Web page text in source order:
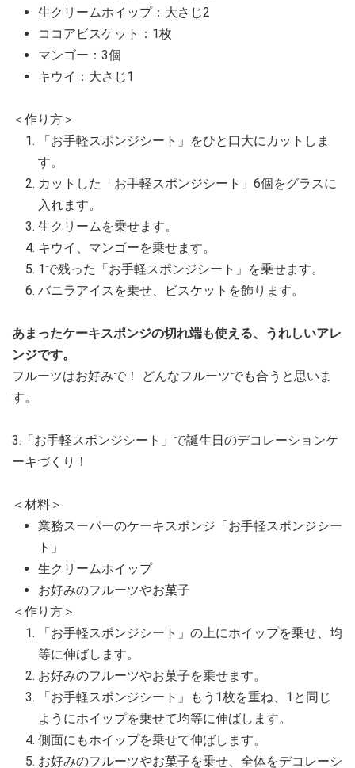
生クリームホイップ：大さじ2
ココアビスケット：1枚
マンゴー：3個
キウイ：大さじ1
＜作り方＞
「お手軽スポンジシート」をひと口大にカットしま
す。
カットした「お手軽スポンジシート」6個をグラスに
入れます。
生クリームを乗せます。
キウイ、マンゴーを乗せます。
1で残った「お手軽スポンジシート」を乗せます。
バニラアイスを乗せ、ビスケットを飾ります。
あまったケーキスポンジの切れ端も使える、うれしいアレ
ンジです。
フルーツはお好みで！ どんなフルーツでも合うと思いま
す。
3.「お手軽スポンジシート」で誕生日のデコレーションケ
ーキづくり！
＜材料＞
業務スーパーのケーキスポンジ「お手軽スポンジシー
ト」
生クリームホイップ
お好みのフルーツやお菓子
＜作り方＞
「お手軽スポンジシート」の上にホイップを乗せ、均
等に伸ばします。
お好みのフルーツやお菓子を乗せます。
「お手軽スポンジシート」もう1枚を重ね、1と同じ
ようにホイップを乗せて均等に伸ばします。
側面にもホイップを乗せて伸ばします。
お好みのフルーツやお菓子を乗せ、全体をデコレーシ